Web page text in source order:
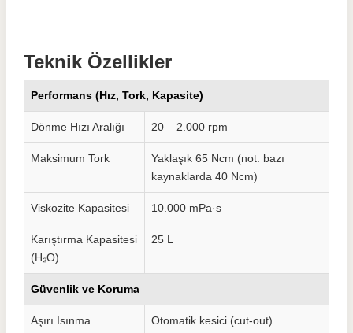
Teknik Özellikler
Performans (Hız, Tork, Kapasite)
Dönme Hızı Aralığı 20 – 2.000 rpm
Maksimum Tork
Yaklaşık 65 Ncm (not: bazı
kaynaklarda 40 Ncm)
Viskozite Kapasitesi 10.000 mPa·s
Karıştırma Kapasitesi
(H₂O)
25 L
Güvenlik ve Koruma
Aşırı Isınma
Otomatik kesici (cut-out)